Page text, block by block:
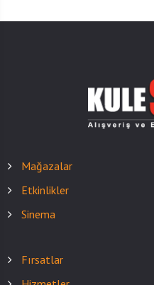
Mağazalar
Etkinlikler
Sinema
Fırsatlar